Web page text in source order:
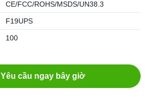
CE/FCC/ROHS/MSDS/UN38.3
F19UPS
100
Yêu cầu ngay bây giờ